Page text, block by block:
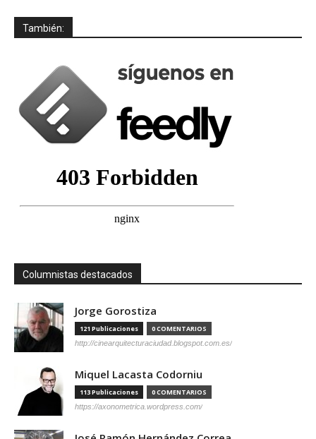
También:
Columnistas destacados
Jorge Gorostiza
121 Publicaciones 0 COMENTARIOS
http://cinearquitecturaciudad.blogspot.com.es/
Miquel Lacasta Codorniu
113 Publicaciones 0 COMENTARIOS
https://axonometrica.wordpress.com/